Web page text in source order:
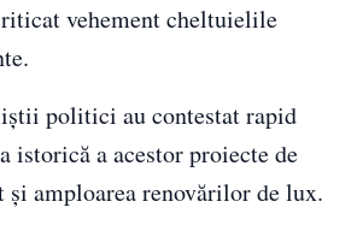
vehement cheltuielile
politici au contestat rapid
istorică a acestor proiecte de
și amploarea renovărilor de lux.